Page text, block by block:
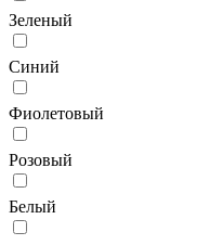
Зеленый
Синий
Фиолетовый
Розовый
Белый